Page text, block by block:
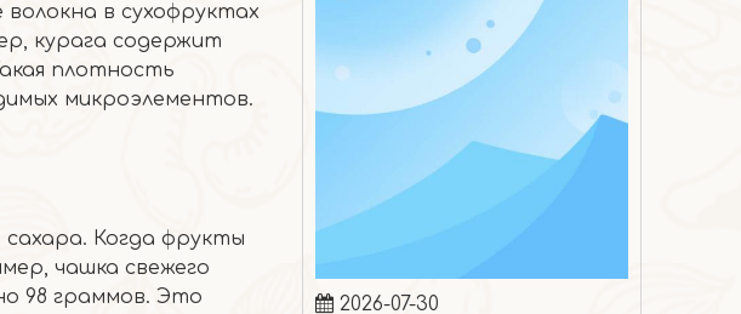
в сухофруктах
курага содержит
плотность
микроэлементов.
сахара. Когда фрукты
чашка свежего
98 граммов. Это